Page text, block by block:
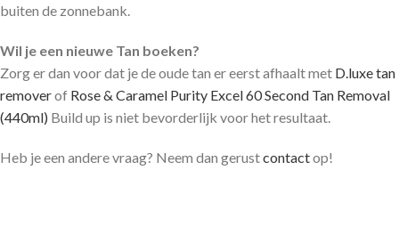
buiten de zonnebank.
Wil je een nieuwe Tan boeken?
Zorg er dan voor dat je de oude tan er eerst afhaalt met D.luxe tan
removerof Rose & Caramel Purity Excel 60 Second Tan Removal
(440ml) Build up is niet bevorderlijk voor het resultaat.
Heb je een andere vraag? Neem dan gerustcontactop!